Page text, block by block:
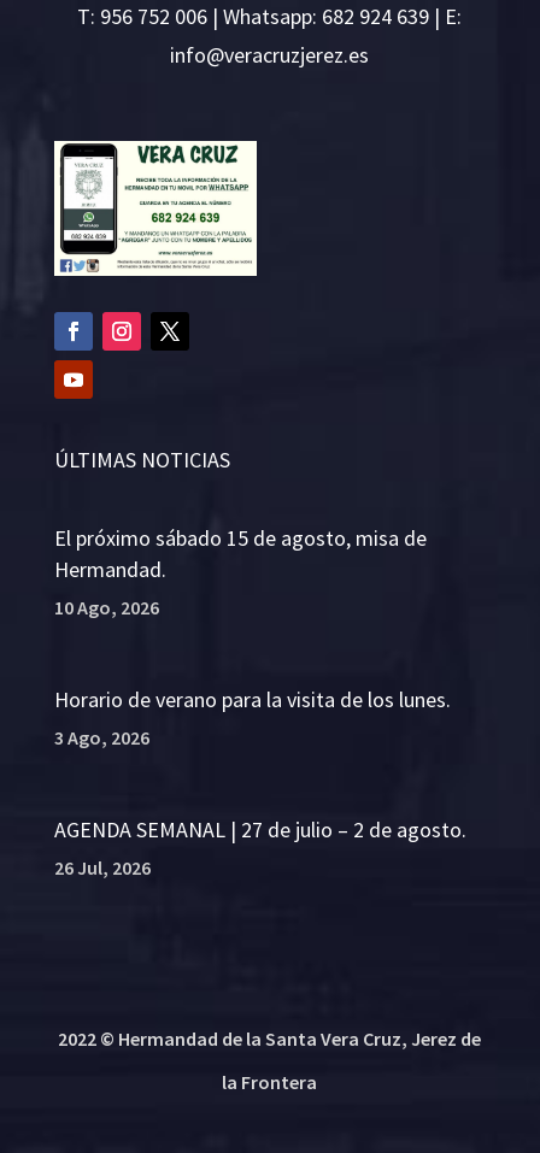
T: 956 752 006 | Whatsapp: 682 924 639 | E:
se.ze
rejzu
rcare
v@ofn
i
ÚLTIMAS NOTICIAS
El próximo sábado 15 de agosto, misa de
Hermandad.
10 Ago, 2026
Horario de verano para la visita de los lunes.
3 Ago, 2026
AGENDA SEMANAL | 27 de julio – 2 de agosto.
26 Jul, 2026
2022 © Hermandad de la Santa Vera Cruz, Jerez de
la Frontera